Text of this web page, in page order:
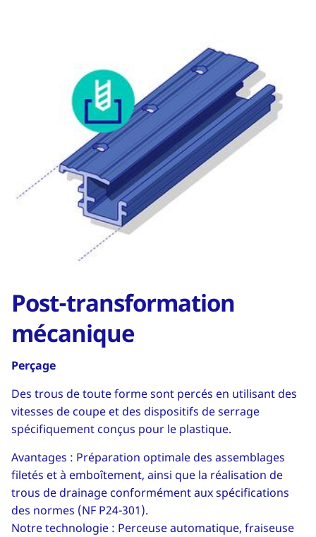
Post-transformation
mécanique
Perçage
Des trous de toute forme sont percés en utilisant des
vitesses de coupe et des dispositifs de serrage
spécifiquement conçus pour le plastique.
Avantages : Préparation optimale des assemblages
filetés et à emboîtement, ainsi que la réalisation de
trous de drainage conformément aux spécifications
des normes (NF P24-301).
Notre technologie : Perceuse automatique, fraiseuse